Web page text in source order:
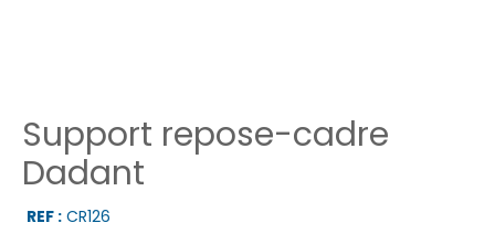
Support repose-cadre
Dadant
REF : CR126